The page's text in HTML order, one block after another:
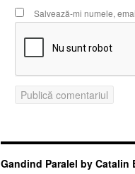
Salvează-mi numele,
Gandind Paralel by Catalin